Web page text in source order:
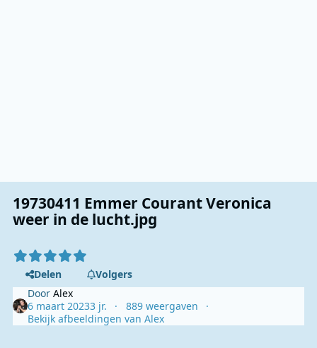
19730411 Emmer Courant Veronica
weer in de lucht.jpg
Delen
Volgers
DoorAlex
6 maart 20233 jr.
889 weergaven
Bekijk afbeeldingen van Alex